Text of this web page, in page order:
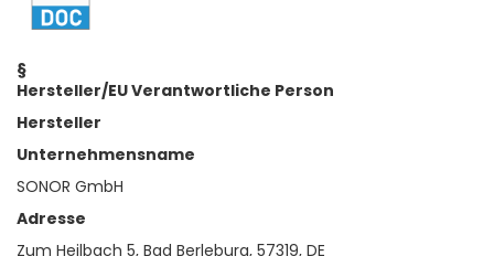
§
Hersteller/EU Verantwortliche Person
Hersteller
Unternehmensname
SONOR GmbH
Adresse
Zum Heilbach 5, Bad Berleburg, 57319, DE